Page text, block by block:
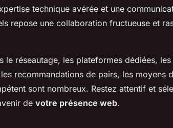
technique avérée et une
repose une collaboration fructueuse et
le réseautage, les plateformes dédiées,
recommandations de pairs, les moyens
sont nombreux. Restez attentif et
de votre présence web.